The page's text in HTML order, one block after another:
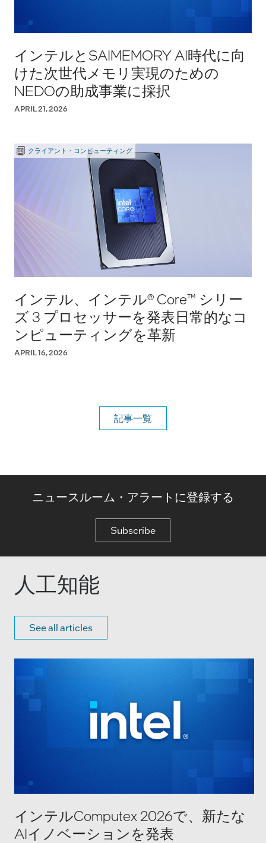
インテルとSAIMEMORY AI時代に向
けた次世代メモリ実現のための
NEDOの助成事業に採択
APRIL 21, 2026
クライアント・コンピューティング
インテル、インテル® Core™ シリー
ズ 3 プロセッサーを発表日常的なコ
ンピューティングを革新
APRIL 16, 2026
記事一覧
ニュースルーム・アラートに登録する
Subscribe
人工知能
See all articles
インテルComputex 2026で、新たな
AIイノベーションを発表